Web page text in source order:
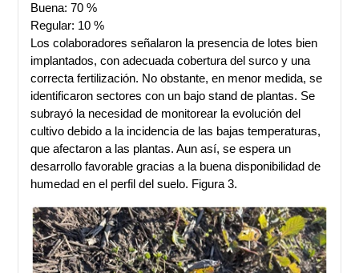
Buena: 70 %
Regular: 10 %
Los colaboradores señalaron la presencia de lotes bien
implantados, con adecuada cobertura del surco y una
correcta fertilización. No obstante, en menor medida, se
identificaron sectores con un bajo stand de plantas. Se
subrayó la necesidad de monitorear la evolución del
cultivo debido a la incidencia de las bajas temperaturas,
que afectaron a las plantas. Aun así, se espera un
desarrollo favorable gracias a la buena disponibilidad de
humedad en el perfil del suelo. Figura 3.